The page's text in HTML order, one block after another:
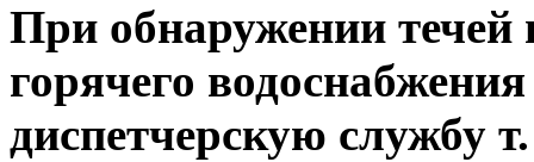
При обнаружении течей
горячего
диспетчерскую службу